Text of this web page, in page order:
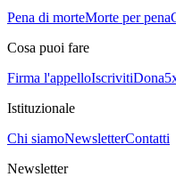
Pena di morteMorte per pena
Cosa puoi fare
Firma l'appelloIscrivitiDona
Istituzionale
Chi siamoNewsletterContatti
Newsletter